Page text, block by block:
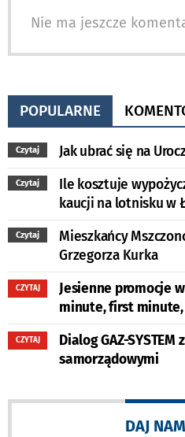
Nie ma jeszcze
POPULARNE
Czytaj Jak ubrać się na
Czytaj
Ile kosztuje
kaucji na lotnisku w
Czytaj
Mieszkańcy
Grzegorza Kurka
CZYTAJ
Jesienne promocje
minute, first
CZYTAJ
Dialog GAZ-
samorządowymi
DAJ